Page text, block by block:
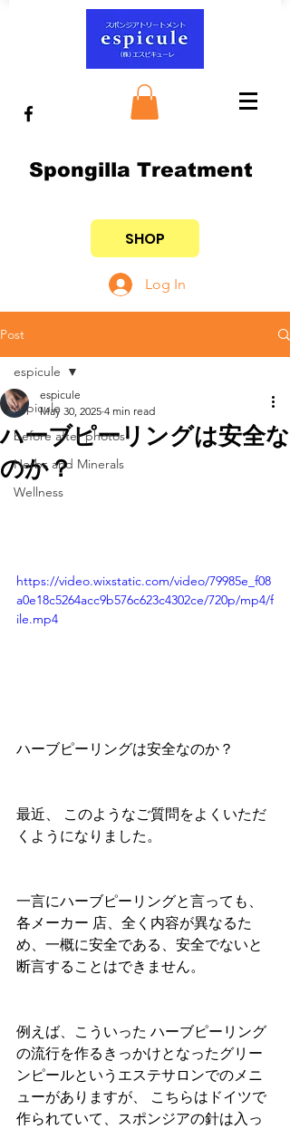
Spongilla Treatment
SHOP
Log In
Post
espicule
before after photos
Herbs and Minerals
Wellness
espicule
ハーブピーリングは安全な
のか？
espicule
May 30, 2025 4 min read
https://video.wixstatic.com/video/79985e_f08
a0e18c5264acc9b576c623c4302ce/720p/mp4/f
ile.mp4
ハーブピーリングは安全なのか？
最近、 このようなご質問をよくいただ
くようになりました。
一言にハーブピーリングと言っても、
各メーカー 店、全く内容が異なるた
め、一概に安全である、安全でないと
断言することはできません。
例えば、こういった ハーブピーリング
の流行を作るきっかけとなったグリー
ンピールというエステサロンでのメニ
ューがありますが、 こちらはドイツで
作られていて、スポンジアの針は入っ